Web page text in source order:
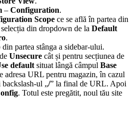
– Configuration.
Scope ce se află în partea din
din dropdown de la Default
.
din partea stânga a sidebar-ului.
Unsecure cât și pentru secțiunea de
default situat lângă câmpul Base
adresa URL pentru magazin, în cazul
ul „/” la final de URL. Apoi
. Totul este pregătit, noul tău site